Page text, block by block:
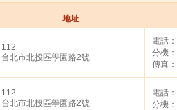
地址
112
台北市北投區學園路2號
電話
分機
傳真
112
台北市北投區學園路2號
電話
分機